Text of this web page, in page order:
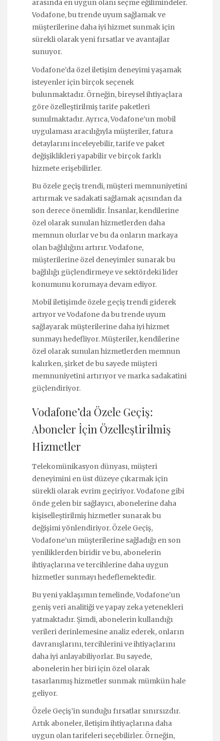
arasında en uygun olanı seçme eğilimindeler.
Vodafone, bu trende uyum sağlamak ve
müşterilerine daha iyi hizmet sunmak için
sürekli olarak yeni fırsatlar ve avantajlar
sunuyor.
Vodafone’da özel iletişim deneyimi yaşamak
isteyenler için birçok seçenek
bulunmaktadır. Örneğin, bireysel ihtiyaçlara
göre özelleştirilmiş tarife paketleri
sunulmaktadır. Ayrıca, Vodafone’un mobil
uygulaması aracılığıyla müşteriler, fatura
detaylarını inceleyebilir, tarife ve paket
değişiklikleri yapabilir ve birçok farklı
hizmete erişebilirler.
Bu özele geçiş trendi, müşteri memnuniyetini
artırmak ve sadakati sağlamak açısından da
son derece önemlidir. İnsanlar, kendilerine
özel olarak sunulan hizmetlerden daha
memnun olurlar ve bu da onların markaya
olan bağlılığını artırır. Vodafone,
müşterilerine özel deneyimler sunarak bu
bağlılığı güçlendirmeye ve sektördeki lider
konumunu korumaya devam ediyor.
Mobil iletişimde özele geçiş trendi giderek
artıyor ve Vodafone da bu trende uyum
sağlayarak müşterilerine daha iyi hizmet
sunmayı hedefliyor. Müşteriler, kendilerine
özel olarak sunulan hizmetlerden memnun
kalırken, şirket de bu sayede müşteri
memnuniyetini artırıyor ve marka sadakatini
güçlendiriyor.
Vodafone’da Özele Geçiş:
Aboneler İçin Özelleştirilmiş
Hizmetler
Telekomünikasyon dünyası, müşteri
deneyimini en üst düzeye çıkarmak için
sürekli olarak evrim geçiriyor. Vodafone gibi
önde gelen bir sağlayıcı, abonelerine daha
kişiselleştirilmiş hizmetler sunarak bu
değişimi yönlendiriyor. Özele Geçiş,
Vodafone’un müşterilerine sağladığı en son
yeniliklerden biridir ve bu, abonelerin
ihtiyaçlarına ve tercihlerine daha uygun
hizmetler sunmayı hedeflemektedir.
Bu yeni yaklaşımın temelinde, Vodafone’un
geniş veri analitiği ve yapay zeka yetenekleri
yatmaktadır. Şimdi, abonelerin kullandığı
verileri derinlemesine analiz ederek, onların
davranışlarını, tercihlerini ve ihtiyaçlarını
daha iyi anlayabiliyorlar. Bu sayede,
abonelerin her biri için özel olarak
tasarlanmış hizmetler sunmak mümkün hale
geliyor.
Özele Geçiş’in sunduğu fırsatlar sınırsızdır.
Artık aboneler, iletişim ihtiyaçlarına daha
uygun olan tarifeleri seçebilirler. Örneğin,